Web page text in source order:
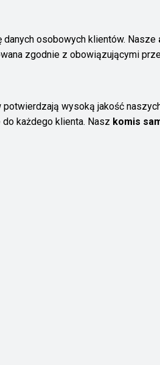
osobowych klientów. Nasze
zgodnie z obowiązującymi
wysoką jakość
każdego klienta. Nasz komis